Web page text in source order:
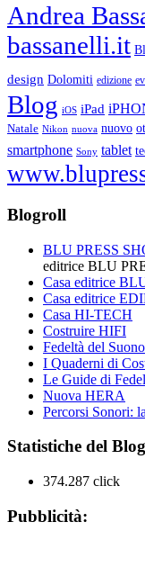
Andrea
bassanelli.it
design Dolomiti edizione
Blog iOS iPad
Natale Nikon nuova nuovo
smartphone Sony tablet
Blogroll
BLU PRESS
editrice BLU
Casa editrice
Casa editrice
Casa HI-TECH
Costruire HIFI
Fedeltà del Suono
I Quaderni di
Le Guide di
Nuova HERA
Percorsi Sonori:
Statistiche del Blog
374.287 click
Pubblicità: